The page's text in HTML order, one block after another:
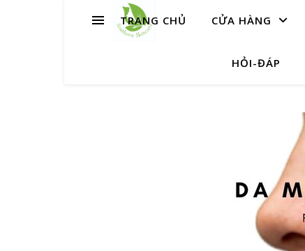
TRANG CHỦ CỬA HÀNG
HỎI-ĐÁP